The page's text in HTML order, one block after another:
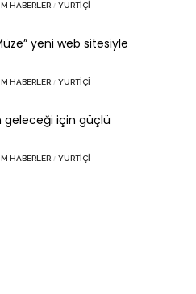
HABERLER YURTIÇI
yeni web sitesiyle
HABERLER YURTIÇI
geleceği için güçlü
HABERLER YURTIÇI